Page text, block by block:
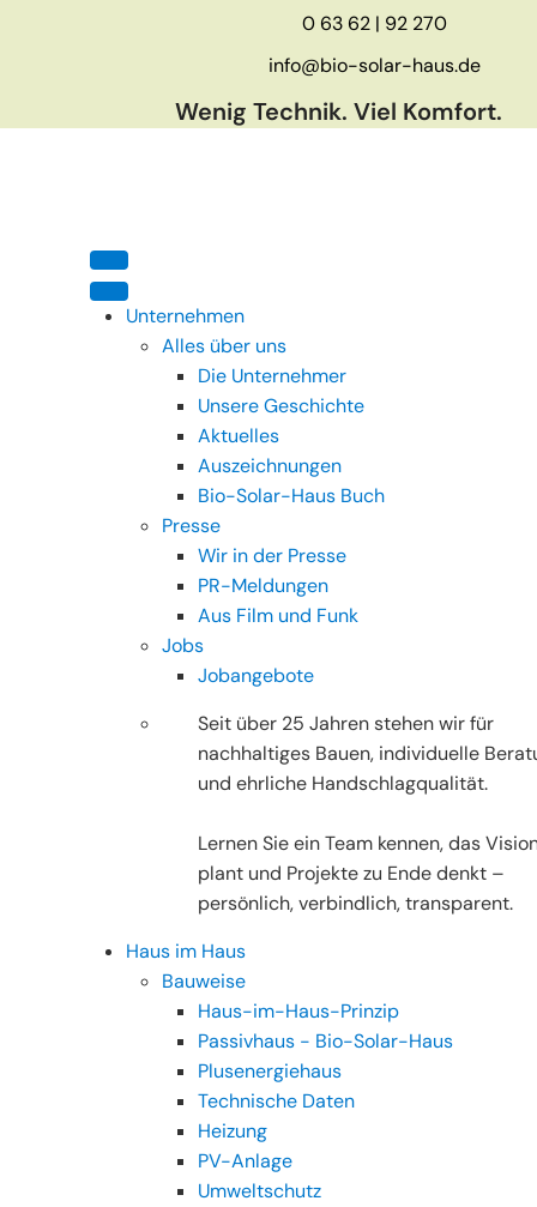
0 63 62 | 92 270
info@bio-solar-haus.de
Wenig Technik. Viel Komfort.
Unternehmen
Alles über uns
Die Unternehmer
Unsere Geschichte
Aktuelles
Auszeichnungen
Bio-Solar-Haus Buch
Presse
Wir in der Presse
PR-Meldungen
Aus Film und Funk
Jobs
Jobangebote
Seit über 25 Jahren stehen wir für
nachhaltiges Bauen, individuelle
und ehrliche Handschlagqualität.
Lernen Sie ein Team kennen, das
plant und Projekte zu Ende denkt –
persönlich, verbindlich, transparent.
Haus im Haus
Bauweise
Haus-im-Haus-Prinzip
Passivhaus - Bio-Solar-Haus
Plusenergiehaus
Technische Daten
Heizung
PV-Anlage
Umweltschutz